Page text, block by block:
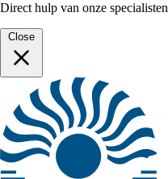
Direct hulp van onze specialisten
Close